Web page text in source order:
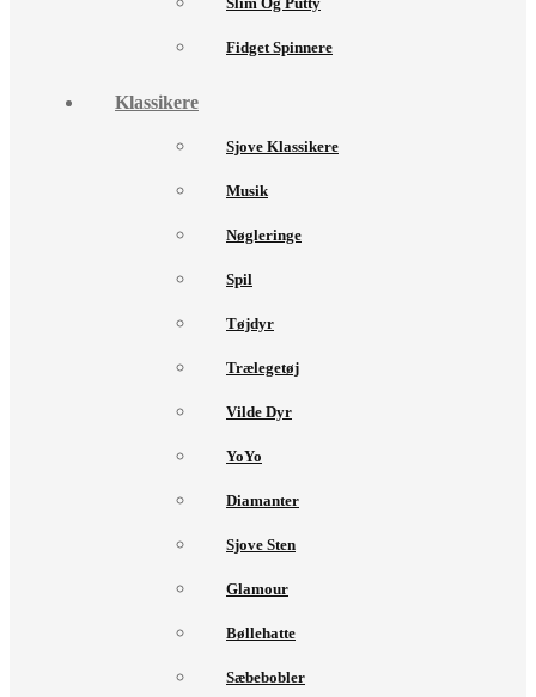
Fidget Spinnere
Klassikere
Sjove Klassikere
Musik
Nøgleringe
Spil
Tøjdyr
Trælegetøj
Vilde Dyr
YoYo
Diamanter
Sjove Sten
Glamour
Bøllehatte
Sæbebobler